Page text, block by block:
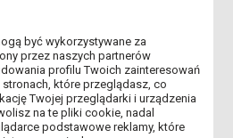
WOLNEGO
DI MANGIARE”
być wykorzystywane za
przez naszych partnerów
profilu Twoich zainteresowań
które przeglądasz, co
Twojej przeglądarki i urządzenia
na te pliki cookie, nadal
podstawowe reklamy, które